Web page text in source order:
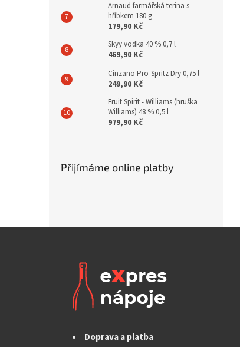
Arnaud farmářská terina s
hříbkem 180 g
179,90 Kč
Skyy vodka 40 % 0,7 l
469,90 Kč
Cinzano Pro-Spritz Dry 0,75 l
249,90 Kč
Fruit Spirit - Williams (hruška
Williams) 48 % 0,5 l
979,90 Kč
Přijímáme online platby
Doprava a platba